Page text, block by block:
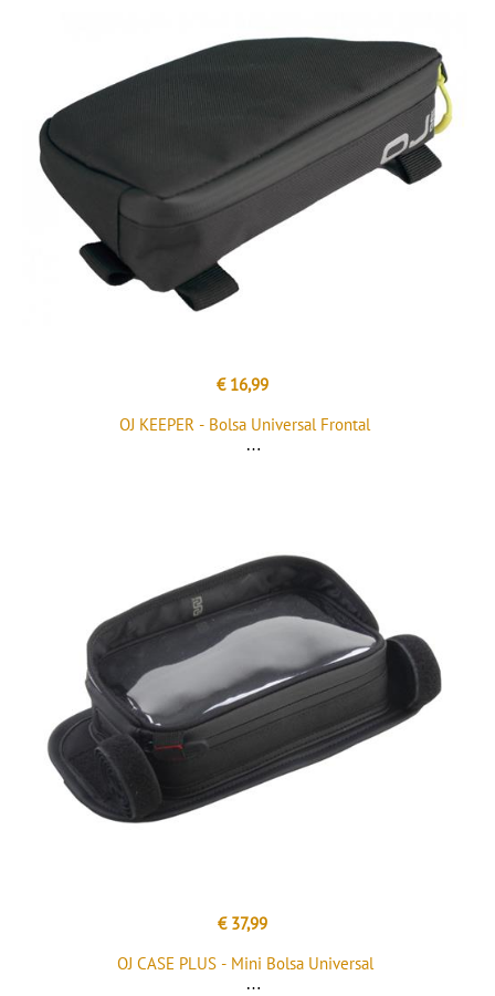
€ 16,99
OJ KEEPER - Bolsa Universal Frontal
€ 37,99
OJ CASE PLUS - Mini Bolsa Universal